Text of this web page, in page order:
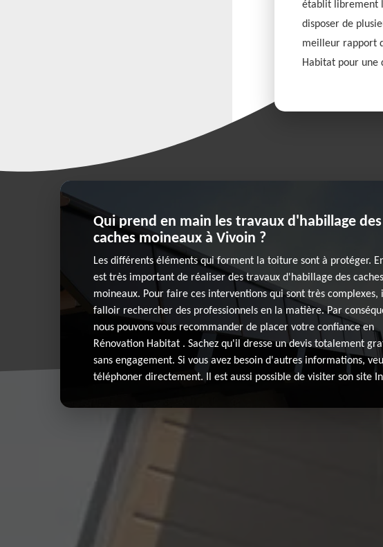
établit librement
disposer de
meilleur rapport
Habitat pour une
Qui prend en main les travaux d'habillage des
caches moineaux à Vivoin ?
Les différents éléments qui forment la toiture sont à protéger.
est très important de réaliser des travaux d'habillage des caches
moineaux. Pour faire ces interventions qui sont très complexes,
falloir rechercher des professionnels en la matière. Par
nous pouvons vous recommander de placer votre confiance en
Rénovation Habitat . Sachez qu'il dresse un devis totalement
sans engagement. Si vous avez besoin d'autres informations,
téléphoner directement. Il est aussi possible de visiter son site